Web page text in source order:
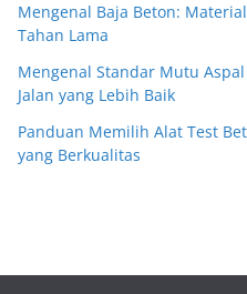
Mengenal Baja Beton:
Tahan Lama
Mengenal Standar Mutu
Jalan yang Lebih Baik
Panduan Memilih Alat Test
yang Berkualitas